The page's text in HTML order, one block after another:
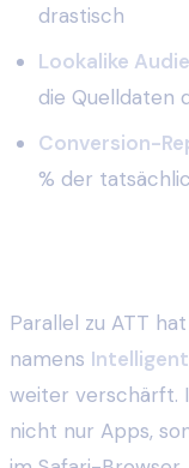
drastisch
Lookalike
die Quelldaten
Conversion-
% der
Parallel zu ATT
namens
weiter verschärft.
nicht nur Apps,